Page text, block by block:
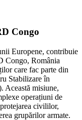
Congo
Europene, contribuie
Congo, România
care fac parte din
Stabilizare în
Această misiune,
operațiuni de
civililor,
grupărilor armate.